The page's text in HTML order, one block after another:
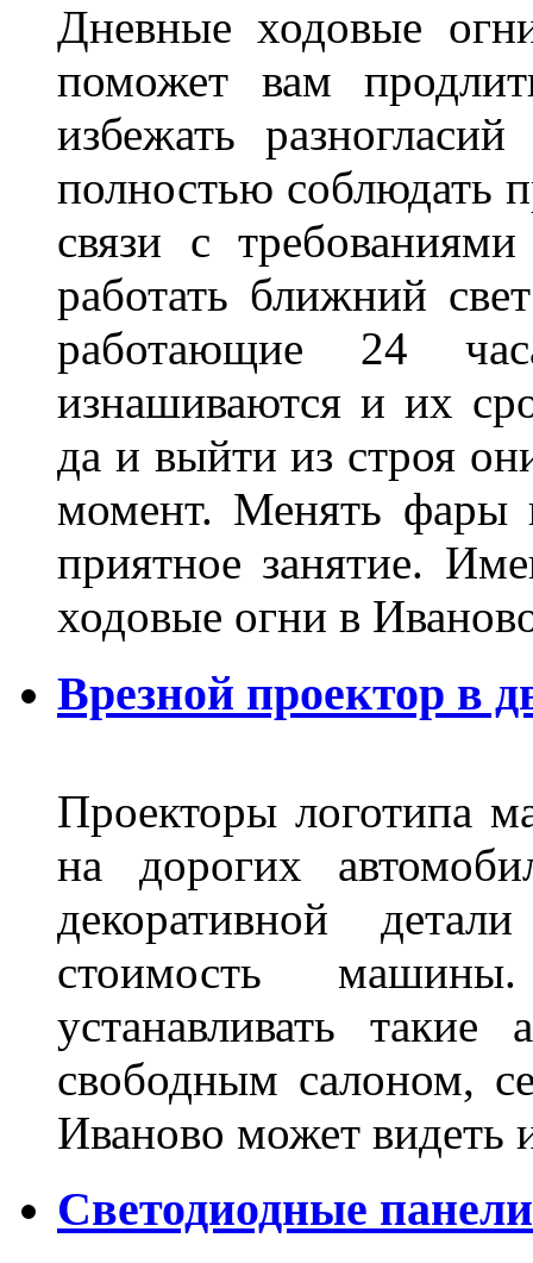
Дневные ходовые
поможет вам
избежать
полностью соблюдать
связи с
работать ближний
работающие 24
изнашиваются и их
да и выйти из строя
момент. Менять
приятное занятие.
ходовые огни в
Врезной проектор в
Проекторы логотипа
на дорогих
декоративной
стоимость
устанавливать
свободным салоном,
Иваново может
Светодиодные